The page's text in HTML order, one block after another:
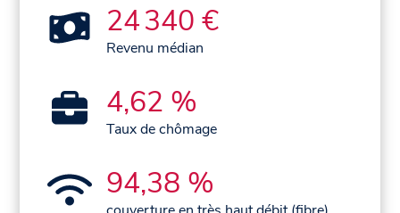
24 340 €
Revenu médian
4,62 %
Taux de chômage
94,38 %